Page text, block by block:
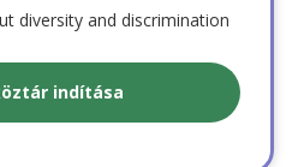
diversity and discrimination
indítása